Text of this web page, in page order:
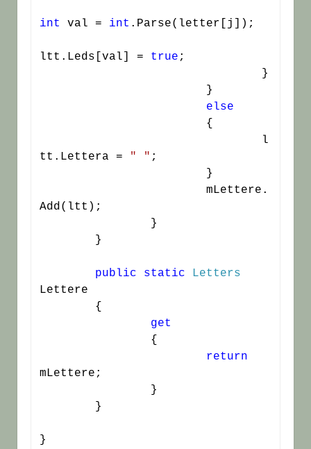
int val = int .Parse(letter[j]);
ltt.Leds[val] = true ;
else
tt.Lettera =
" " ;
Add(ltt);
public static
Letters
Lettere
get
return
mLettere;
}